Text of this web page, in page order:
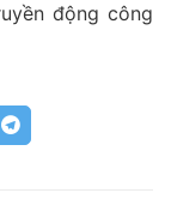
động công